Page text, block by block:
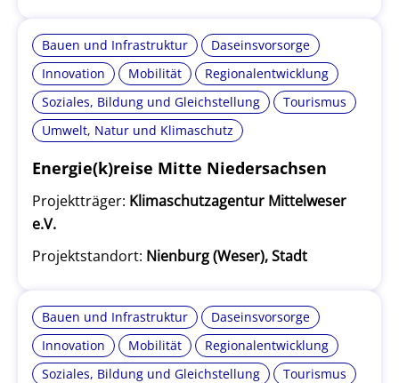
Bauen und Infrastruktur
Daseinsvorsorge
Innovation
Mobilität
Regionalentwicklung
Soziales, Bildung und Gleichstellung
Tourismus
Umwelt, Natur und Klimaschutz
Energie(k)reise Mitte Niedersachsen
Projektträger: Klimaschutzagentur Mittelweser
e.V.
Projektstandort: Nienburg (Weser), Stadt
Bauen und Infrastruktur
Daseinsvorsorge
Innovation
Mobilität
Regionalentwicklung
Soziales, Bildung und Gleichstellung
Tourismus